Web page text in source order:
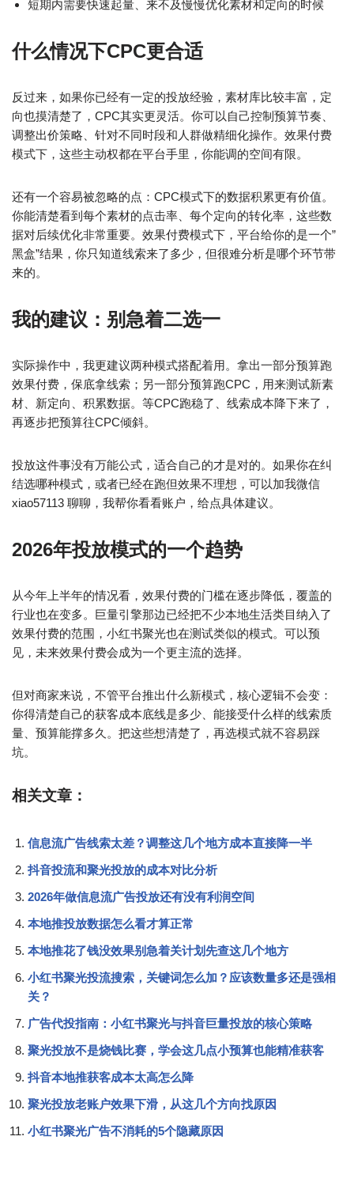
短期内需要快速起量、来不及慢慢优化素材和定向的时候
什么情况下CPC更合适
反过来，如果你已经有一定的投放经验，素材库比较丰富，定
向也摸清楚了，CPC其实更灵活。你可以自己控制预算节奏、
调整出价策略、针对不同时段和人群做精细化操作。效果付费
模式下，这些主动权都在平台手里，你能调的空间有限。
还有一个容易被忽略的点：CPC模式下的数据积累更有价值。
你能清楚看到每个素材的点击率、每个定向的转化率，这些数
据对后续优化非常重要。效果付费模式下，平台给你的是一个”
黑盒”结果，你只知道线索来了多少，但很难分析是哪个环节带
来的。
我的建议：别急着二选一
实际操作中，我更建议两种模式搭配着用。拿出一部分预算跑
效果付费，保底拿线索；另一部分预算跑CPC，用来测试新素
材、新定向、积累数据。等CPC跑稳了、线索成本降下来了，
再逐步把预算往CPC倾斜。
投放这件事没有万能公式，适合自己的才是对的。如果你在纠
结选哪种模式，或者已经在跑但效果不理想，可以加我微信
xiao57113 聊聊，我帮你看看账户，给点具体建议。
2026年投放模式的一个趋势
从今年上半年的情况看，效果付费的门槛在逐步降低，覆盖的
行业也在变多。巨量引擎那边已经把不少本地生活类目纳入了
效果付费的范围，小红书聚光也在测试类似的模式。可以预
见，未来效果付费会成为一个更主流的选择。
但对商家来说，不管平台推出什么新模式，核心逻辑不会变：
你得清楚自己的获客成本底线是多少、能接受什么样的线索质
量、预算能撑多久。把这些想清楚了，再选模式就不容易踩
坑。
相关文章：
信息流广告线索太差？调整这几个地方成本直接降一半
抖音投流和聚光投放的成本对比分析
2026年做信息流广告投放还有没有利润空间
本地推投放数据怎么看才算正常
本地推花了钱没效果别急着关计划先查这几个地方
小红书聚光投流搜索，关键词怎么加？应该数量多还是强相
关？
广告代投指南：小红书聚光与抖音巨量投放的核心策略
聚光投放不是烧钱比赛，学会这几点小预算也能精准获客
抖音本地推获客成本太高怎么降
聚光投放老账户效果下滑，从这几个方向找原因
小红书聚光广告不消耗的5个隐藏原因